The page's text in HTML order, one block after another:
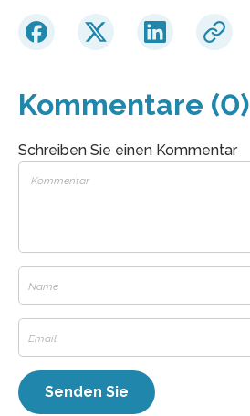
Kommentare (0)
Schreiben Sie einen Kommentar